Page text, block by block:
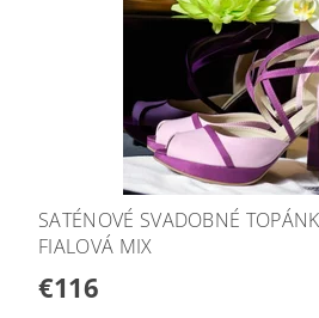
SATÉNOVÉ SVADOBNÉ
FIALOVÁ MIX
€116